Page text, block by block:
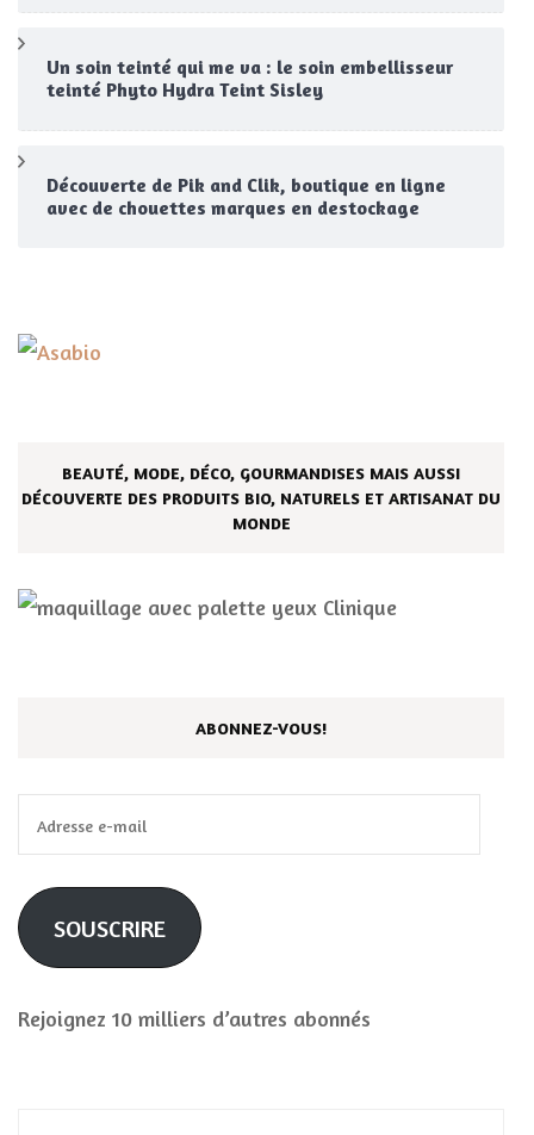
Un soin teinté qui me va : le soin embellisseur
teinté Phyto Hydra Teint Sisley
Découverte de Pik and Clik, boutique en ligne
avec de chouettes marques en destockage
BEAUTÉ, MODE, DÉCO, GOURMANDISES MAIS AUSSI
DÉCOUVERTE DES PRODUITS BIO, NATURELS ET ARTISANAT DU
MONDE
ABONNEZ-VOUS!
e-
mail
SOUSCRIRE
Rejoignez 10 milliers d’autres abonnés